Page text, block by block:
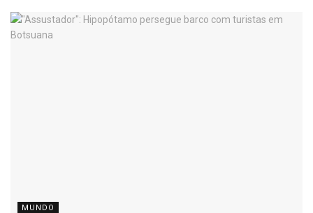
MUNDO